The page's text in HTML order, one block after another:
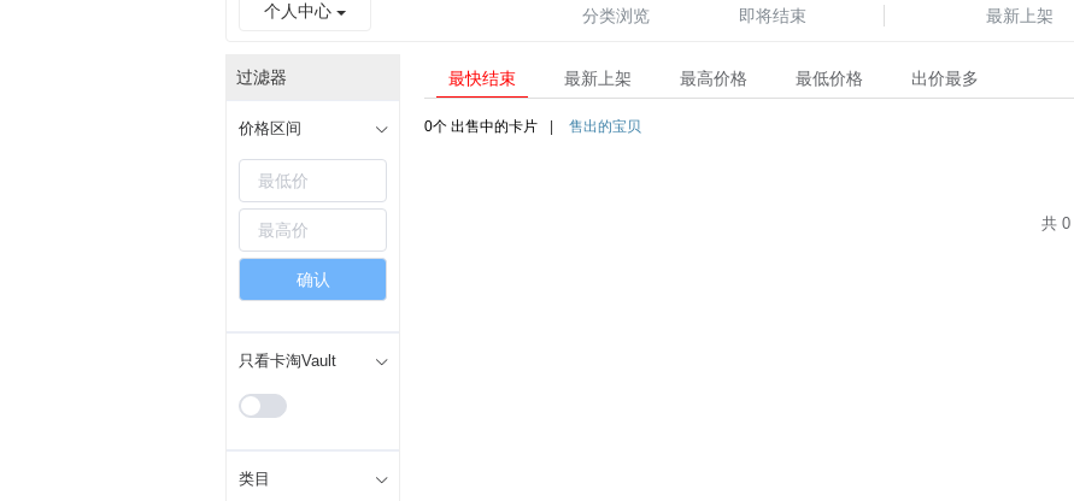
个人中心 分类浏览 即将结束 最新上架
过滤器
价格区间
确认
只看卡淘Vault
类目
最快结束 最新上架 最高价格 最低价格 出价最多
0个出售中的卡片 | 售出的宝贝
共 0